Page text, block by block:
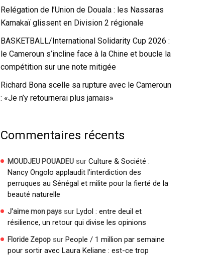
Relégation de l’Union de Douala : les Nassaras
Kamakaï glissent en Division 2 régionale
BASKETBALL/International Solidarity Cup 2026 :
le Cameroun s’incline face à la Chine et boucle la
compétition sur une note mitigée
Richard Bona scelle sa rupture avec le Cameroun
: «Je n’y retournerai plus jamais»
Commentaires récents
MOUDJEU POUADEU sur Culture & Société :
Nancy Ongolo applaudit l’interdiction des
perruques au Sénégal et milite pour la fierté de la
beauté naturelle
J'aime mon pays sur Lydol : entre deuil et
résilience, un retour qui divise les opinions
Floride Zepop sur People / 1 million par semaine
pour sortir avec Laura Keliane : est-ce trop